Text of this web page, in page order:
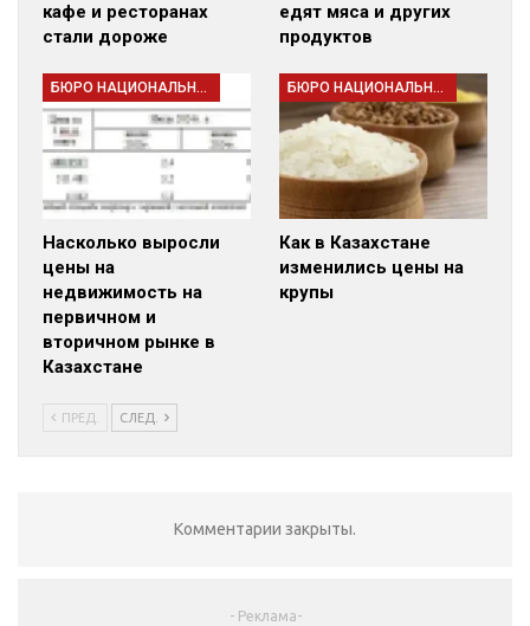
кафе и ресторанах
стали дороже
едят мяса и других
продуктов
БЮРО НАЦИОНАЛЬНОЙ СТАТИСТИКИ
Насколько выросли
цены на
недвижимость на
первичном и
вторичном рынке в
Казахстане
БЮРО НАЦИОНАЛЬНОЙ СТАТИСТИКИ
Как в Казахстане
изменились цены на
крупы
ПРЕД. СЛЕД.
Комментарии закрыты.
- Реклама-